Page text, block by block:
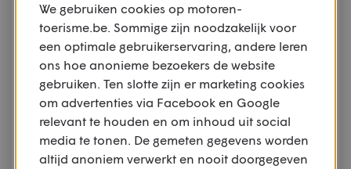
Storm Grey
We gebruiken cookies op motoren-
toerisme.be. Sommige zijn noodzakelijk voor
een optimale gebruikerservaring, andere leren
ons hoe anonieme bezoekers de website
gebruiken. Ten slotte zijn er marketing cookies
om advertenties via Facebook en Google
relevant te houden en om inhoud uit social
media te tonen. De gemeten gegevens worden
altijd anoniem verwerkt en nooit doorgegeven